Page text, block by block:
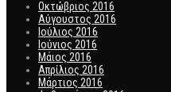
Οκτώβριος 2016
Αύγουστος 2016
Ιούλιος 2016
Ιούνιος 2016
Μάιος 2016
Απρίλιος 2016
Μάρτιος 2016